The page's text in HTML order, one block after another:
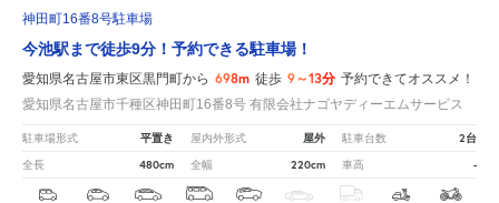
神田町16番8号駐車場
今池駅まで徒歩9分！予約できる駐車場！
愛知県名古屋市東区黒門町から 698m 徒歩 9～13分 予約できてオススメ！
愛知県名古屋市千種区神田町16番8号 有限会社ナゴヤディーエムサービス
駐車場形式 平置き 屋内外形式 屋外 駐車台数 2台
全長 480cm 全幅 220cm 車高 -